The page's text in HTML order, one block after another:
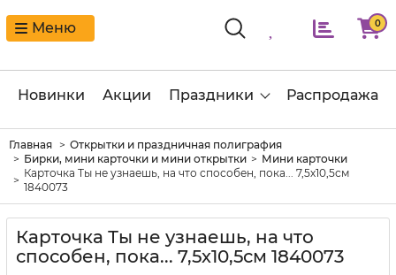
Меню 0
Новинки Акции Праздники Распродажа
Главная
Открытки и праздничная полиграфия
Бирки, мини карточки и мини открытки
Мини карточки
Карточка Ты не узнаешь, на что способен, пока... 7,5х10,5см
1840073
Карточка Ты не узнаешь, на что
способен, пока... 7,5х10,5см 1840073